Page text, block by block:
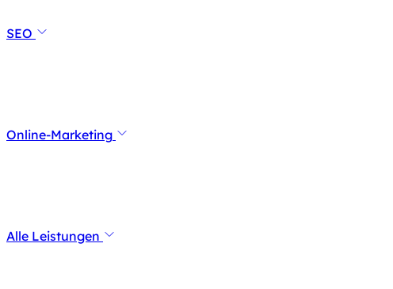
SEO
Online-Marketing
Alle Leistungen